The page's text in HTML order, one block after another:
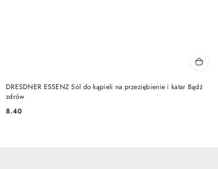
DRESDNER ESSENZ Sól do kąpieli na przeziębienie i katar Bądź
zdrów
Cena:
8.40